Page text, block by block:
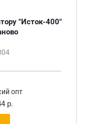
"Исток-400"
опт
р.